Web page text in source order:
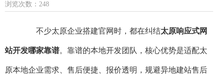
浏览次数：248
不少太原企业搭建官网时，都在纠结太原响应式网
站开发哪家靠谱。靠谱的本地开发团队，核心优势是适配太
原本地企业需求、售后便捷、报价透明，规避异地建站售后